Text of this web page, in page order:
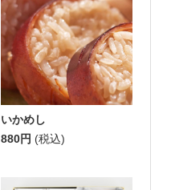
いかめし
880円 (税込)